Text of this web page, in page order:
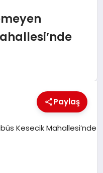
Paylaş